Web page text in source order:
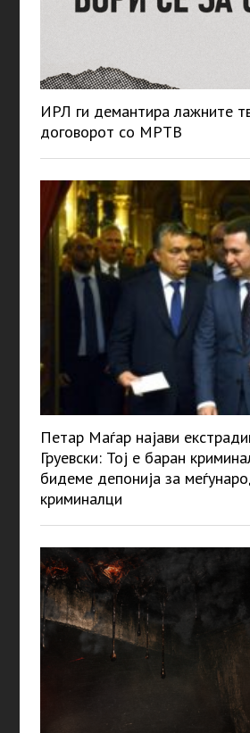
ИРЛ ги демантира лажните
договорот со МРТВ
Петар Маѓар најави
Груевски: Тој е баран
бидеме депонија за
криминалци